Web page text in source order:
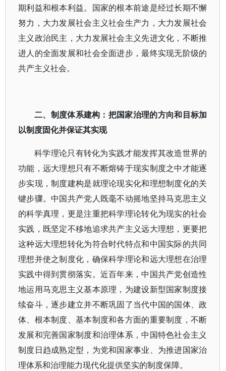
期利益和根本利益。国家的根本前途是经过长期不懈
努力，大力发展社会主义社会生产力，大力发展社会
主义政治民主，大力发展社会主义先进文化，不断推
进人的全面发展和社会全面进步，最终实现无阶级的
共产主义社会。
二、制度体系建构：把国家治理的方向和目标加
以制度固化并保证其实现
科学理论只有转化为实践才能发挥其改造世界的
功能，远大理想只有不断熔铸于现实制度之中才能逐
步实现，制度建构是就理论现实化和理想制度化的关
键步骤。中国共产党人既毫不动摇地坚持马克思主义
的科学真理，更是注重把科学理论转化为现实的社会
实践，既坚定不移地追求共产主义远大理想，更要把
这种远大理想转化为符合时代特点和中国实际的共同
理想并使之制度化，确保科学理论和远大理想在治理
实践中得到贯彻落实。近百年来，中国共产党创造性
地运用马克思主义基本原理，为建设新型国家制度接
续奋斗，逐步建立并不断巩固了当代中国的国体、政
体、根本制度、基本制度和各方面的重要制度，不断
发展和完善国家制度和治理体系，中国特色社会主义
制度日趋成熟定型，为党和国家事业、为推进国家治
理体系和治理能力现代化提供坚实的制度保障。